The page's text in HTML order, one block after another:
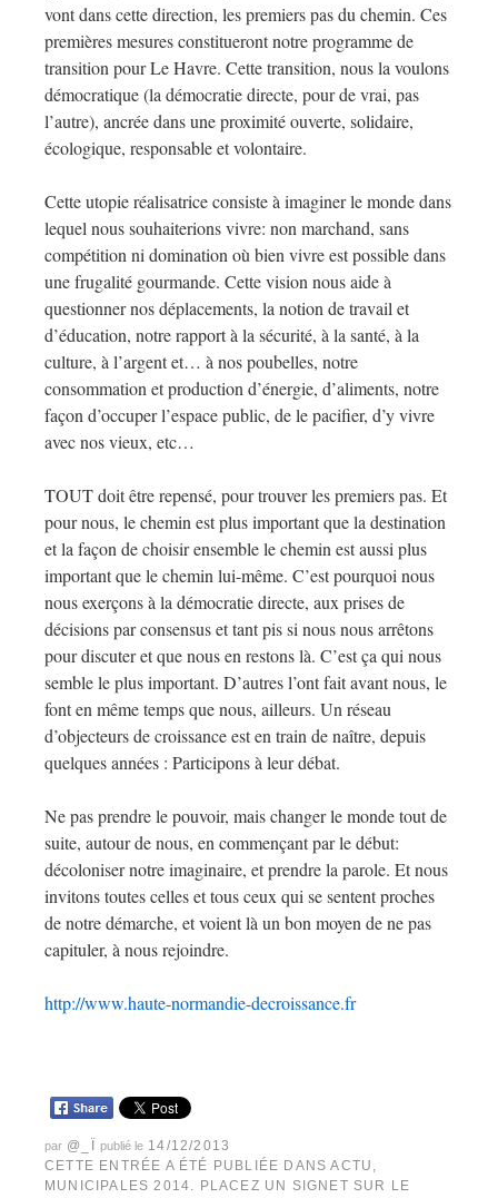
vont dans cette direction, les premiers pas du chemin. Ces
premières mesures constitueront notre programme de
transition pour Le Havre. Cette transition, nous la voulons
démocratique (la démocratie directe, pour de vrai, pas
l’autre), ancrée dans une proximité ouverte, solidaire,
écologique, responsable et volontaire.
Cette utopie réalisatrice consiste à imaginer le monde dans
lequel nous souhaiterions vivre: non marchand, sans
compétition ni domination où bien vivre est possible dans
une frugalité gourmande. Cette vision nous aide à
questionner nos déplacements, la notion de travail et
d’éducation, notre rapport à la sécurité, à la santé, à la
culture, à l’argent et… à nos poubelles, notre
consommation et production d’énergie, d’aliments, notre
façon d’occuper l’espace public, de le pacifier, d’y vivre
avec nos vieux, etc…
TOUT doit être repensé, pour trouver les premiers pas. Et
pour nous, le chemin est plus important que la destination
et la façon de choisir ensemble le chemin est aussi plus
important que le chemin lui-même. C’est pourquoi nous
nous exerçons à la démocratie directe, aux prises de
décisions par consensus et tant pis si nous nous arrêtons
pour discuter et que nous en restons là. C’est ça qui nous
semble le plus important. D’autres l’ont fait avant nous, le
font en même temps que nous, ailleurs. Un réseau
d’objecteurs de croissance est en train de naître, depuis
quelques années : Participons à leur débat.
Ne pas prendre le pouvoir, mais changer le monde tout de
suite, autour de nous, en commençant par le début:
décoloniser notre imaginaire, et prendre la parole. Et nous
invitons toutes celles et tous ceux qui se sentent proches
de notre démarche, et voient là un bon moyen de ne pas
capituler, à nous rejoindre.
http://www.haute-normandie-decroissance.fr
par @_Ï publié le 14/12/2013
CETTE ENTRÉE A ÉTÉ PUBLIÉE DANSACTU ,
MUNICIPALES 2014. PLACEZ UN SIGNET SUR LE